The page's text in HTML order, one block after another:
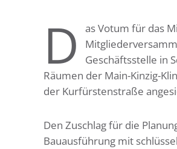
D
as Votum für das
Geschäftsstelle in
Räumen der Main-Kinzig-
der Kurfürstenstraße
Den Zuschlag für die
Bauausführung mit